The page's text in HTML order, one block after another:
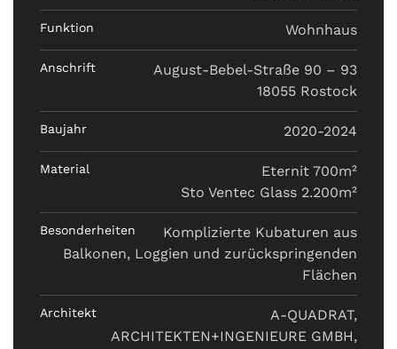
Funktion Wohnhaus
Anschrift
August-Bebel-Straße 90 – 93
18055 Rostock
Baujahr 2020-2024
Material
Eternit 700m²
Sto Ventec Glass 2.200m²
Besonderheiten
Komplizierte Kubaturen aus
Balkonen, Loggien und zurückspringenden
Flächen
Architekt
A-QUADRAT,
ARCHITEKTEN+INGENIEURE GMBH,